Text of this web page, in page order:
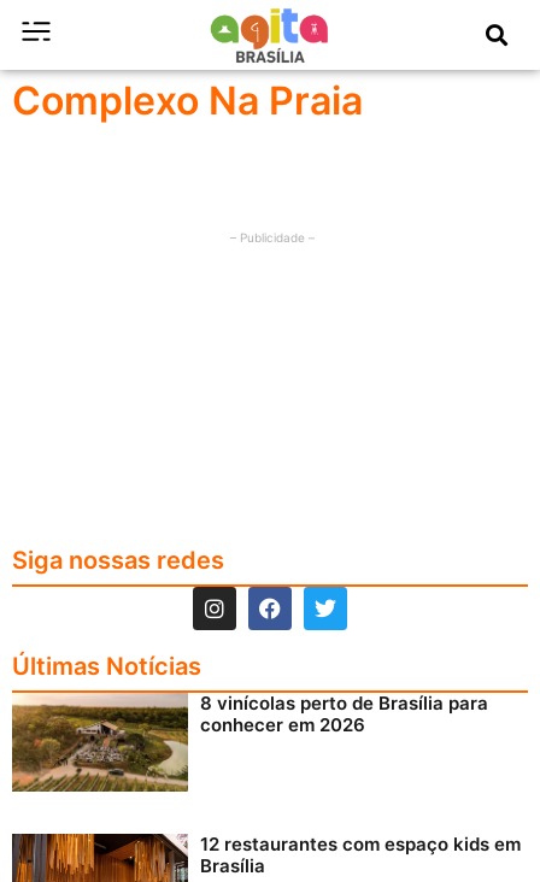
Complexo Na Praia
– Publicidade –
Siga nossas redes
Últimas Notícias
8 vinícolas perto de Brasília para
conhecer em 2026
12 restaurantes com espaço kids em
Brasília